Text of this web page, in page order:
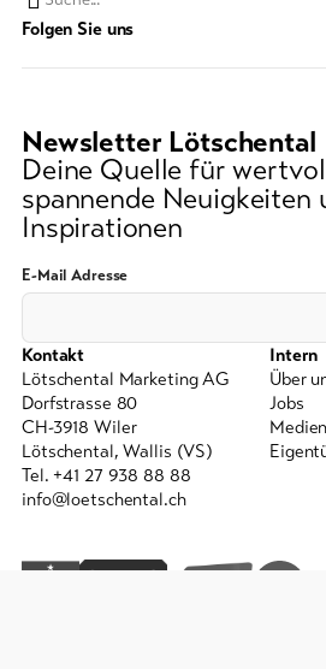
Suchwort
Folgen Sie uns
Newsletter Lötschental
Deine Quelle für
spannende Neuigkeiten
Inspirationen
E-Mail Adresse
Kontakt
Lötschental Marketing AG
Dorfstrasse 80
CH-3918 Wiler
Lötschental, Wallis (VS)
Tel. +41 27 938 88 88
info@loetschental.ch
Intern
Über
Jobs
Medien